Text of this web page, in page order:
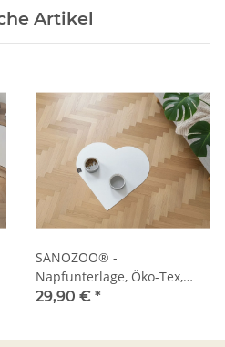
Artikel
SANOZOO® -
Napfunterlage, Öko-Tex,
Herz
29,90 € *